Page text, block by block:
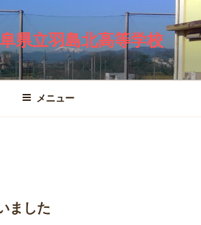
県立羽島北高等学校
メニュー
ました